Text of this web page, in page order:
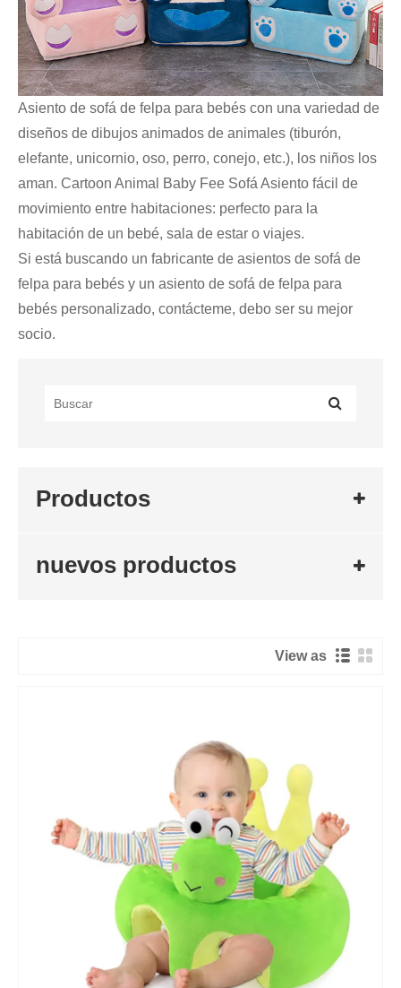
Asiento de sofá de felpa para bebés con una variedad de
diseños de dibujos animados de animales (tiburón,
elefante, unicornio, oso, perro, conejo, etc.), los niños los
aman. Cartoon Animal Baby Fee Sofá Asiento fácil de
movimiento entre habitaciones: perfecto para la
habitación de un bebé, sala de estar o viajes.
Si está buscando un fabricante de asientos de sofá de
felpa para bebés y un asiento de sofá de felpa para
bebés personalizado, contácteme, debo ser su mejor
socio.
Productos
nuevos productos
View as